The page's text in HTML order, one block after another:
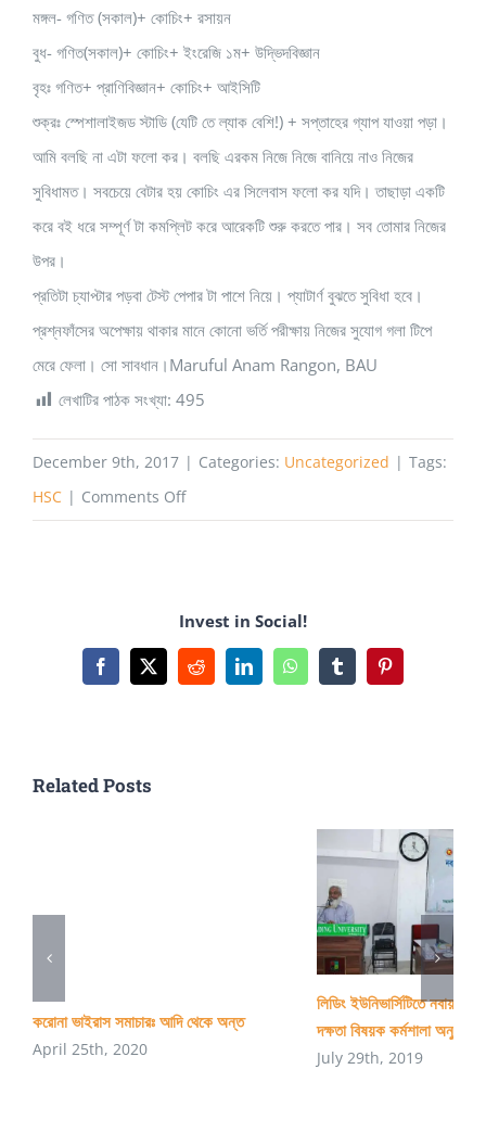
মঙ্গল- গণিত (সকাল)+ কোচিং+ রসায়ন
বুধ- গণিত(সকাল)+ কোচিং+ ইংরেজি ১ম+ উদ্ভিদবিজ্ঞান
বৃহঃ গণিত+ প্রাণিবিজ্ঞান+ কোচিং+ আইসিটি
শুক্রঃ স্পেশালাইজড স্টাডি (যেটি তে ল্যাক বেশি!) + সপ্তাহের গ্যাপ যাওয়া পড়া।
আমি বলছি না এটা ফলো কর। বলছি এরকম নিজে নিজে বানিয়ে নাও নিজের
সুবিধামত। সবচেয়ে বেটার হয় কোচিং এর সিলেবাস ফলো কর যদি। তাছাড়া একটি
করে বই ধরে সম্পূর্ণ টা কমপ্লিট করে আরেকটি শুরু করতে পার। সব তোমার নিজের
উপর।
প্রতিটা চ্যাপ্টার পড়বা টেস্ট পেপার টা পাশে নিয়ে। প্যাটার্ণ বুঝতে সুবিধা হবে।
প্রশ্নফাঁসের অপেক্ষায় থাকার মানে কোনো ভর্তি পরীক্ষায় নিজের সুযোগ গলা টিপে
মেরে ফেলা। সো সাবধান।Maruful Anam Rangon, BAU
লেখাটির পাঠক সংখ্যা: 495
December 9th, 2017 | Categories: Uncategorized | Tags:
HSC | Comments Offon
HSC
আদর্শ
Invest in Social!
Facebook
X RedditLinkedInWhatsAppTumblrPinterest
Related Posts
করোনা ভাইরাস সমাচারঃ আদি থেকে অন্ত
April 25th, 2020
লিডিং ইউনিভার্সিটিতে
দক্ষতা বিষয়ক কর্মশালা অনুষ্ঠিত
July 29th, 2019